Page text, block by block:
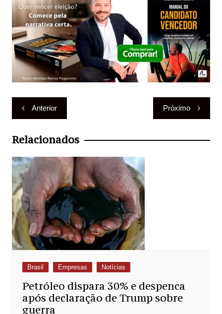
at
s
A
p
p
c
e
b
o
o
k
itt
er
ai
l
Navegação
de
Post
Anterior Próximo
Relacionados
Brasil Empresas Notícias
Petróleo dispara 30% e despenca
após declaração de Trump sobre
guerra